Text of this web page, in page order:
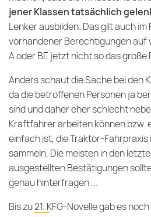
jener Klassen tatsächlich
Lenker ausbilden. Das gilt auch
vorhandener Berechtigungen auf
A oder BE jetzt nicht so das große
Anders schaut die Sache bei den
da die betroffenen Personen ja
sind und daher eher schlecht
Kraftfahrer arbeiten können bzw.
einfach ist, die Traktor-
sammeln. Die meisten in den
ausgestellten Bestätigungen
genau hinterfragen ...
Bis zu21. KFG-Novellegab es